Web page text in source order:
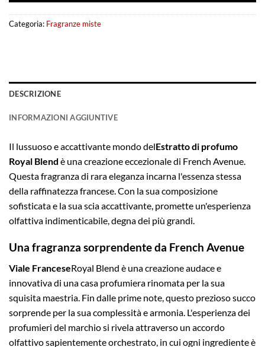
Categoria: Fragranze miste
DESCRIZIONE
INFORMAZIONI AGGIUNTIVE
Il lussuoso e accattivante mondo delEstratto di profumo
Royal Blend è una creazione eccezionale di French Avenue.
Questa fragranza di rara eleganza incarna l'essenza stessa
della raffinatezza francese. Con la sua composizione
sofisticata e la sua scia accattivante, promette un'esperienza
olfattiva indimenticabile, degna dei più grandi.
Una fragranza sorprendente da French Avenue
Viale FranceseRoyal Blend è una creazione audace e
innovativa di una casa profumiera rinomata per la sua
squisita maestria. Fin dalle prime note, questo prezioso succo
sorprende per la sua complessità e armonia. L'esperienza dei
profumieri del marchio si rivela attraverso un accordo
olfattivo sapientemente orchestrato, in cui ogni ingrediente è